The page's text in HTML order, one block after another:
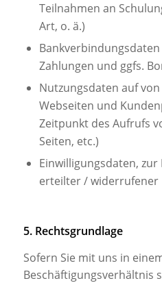
Teilnahmen an
Art, o. ä.)
Zahlungen und ggfs.
Nutzungsdaten auf
Webseiten und
Zeitpunkt des Aufrufs
Seiten, etc.)
Einwilligungsdaten,
erteilter / widerrufener
5. Rechtsgrundlage
Sofern Sie mit uns in
Beschäftigungsverhältnis